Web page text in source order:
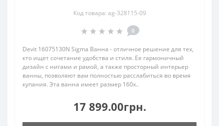
Код товара: ag-328115-09
0
Devit 16075130N Sigma Ванна - отличное решение для тех,
кто ищет сочетание удобства и стиля. Ее гармоничный
дизайн с нигами и рамой, а также просторный интерьер
ванны, позволяют вам полностью расслабиться во время
купания. Эта ванна имеет размер 160х..
17 899.00грн.